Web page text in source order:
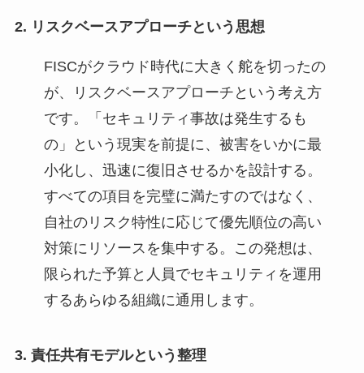
2. リスクベースアプローチという思想
FISCがクラウド時代に大きく舵を切ったの
が、リスクベースアプローチという考え方
です。「セキュリティ事故は発生するも
の」という現実を前提に、被害をいかに最
小化し、迅速に復旧させるかを設計する。
すべての項目を完璧に満たすのではなく、
自社のリスク特性に応じて優先順位の高い
対策にリソースを集中する。この発想は、
限られた予算と人員でセキュリティを運用
するあらゆる組織に通用します。
3. 責任共有モデルという整理